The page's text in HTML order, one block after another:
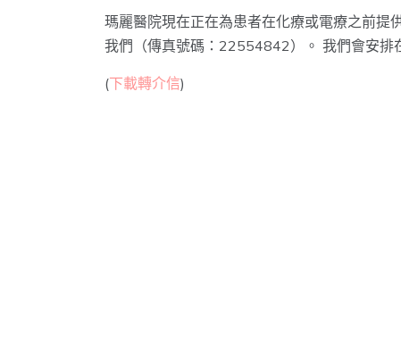
瑪麗醫院現在正在為患者在化療或電療之前提
我們（傳真號碼：22554842）。 我們會安排
(下載轉介信)